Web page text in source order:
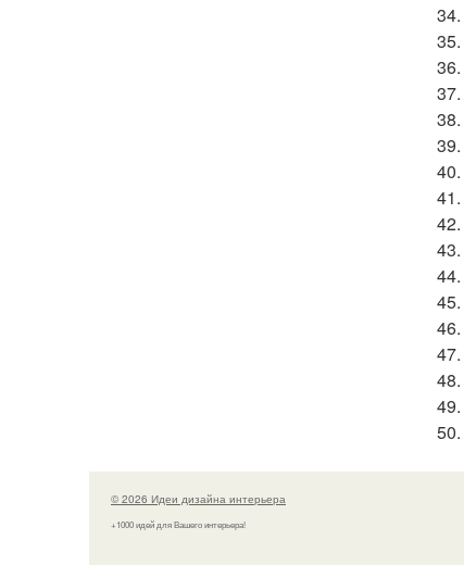
34.
35.
36.
37.
38.
39.
40.
41.
42.
43.
44.
45.
46.
47.
48.
49.
50.
© 2026 Идеи дизайна интерьера
+1000 идей для Вашего интерьера!